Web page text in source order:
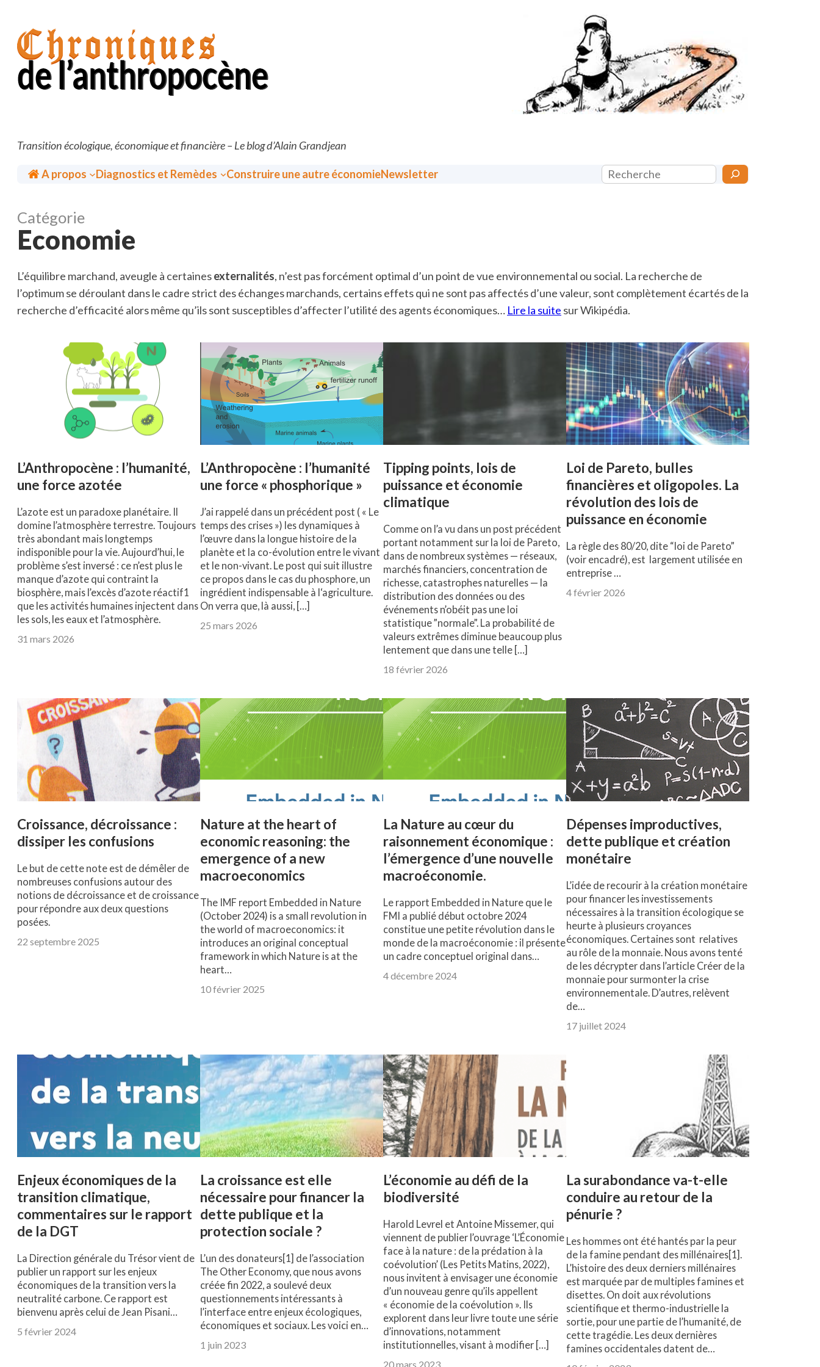
contenu
Transition écologique, économique et financière – Le blog d’Alain Grandjean
Accueil
A propos Diagnostics et Remèdes Construire une autre économieNewsletter Rechercher
Catégorie
Economie
L’équilibre marchand, aveugle à certainesexternalités, n’est pas forcément optimal d’un point de vue environnemental ou social. La recherche de
l’optimum se déroulant dans le cadre strict des échanges marchands, certains effets qui ne sont pas affectés d’une valeur, sont complètement écartés de la
recherche d’efficacité alors même qu’ils sont susceptibles d’affecter l’utilité des agents économiques… Lire la suite sur Wikipédia.
L’Anthropocène : l’humanité,
une force azotée
L’azote est un paradoxe planétaire. Il
domine l’atmosphère terrestre. Toujours
très abondant mais longtemps
indisponible pour la vie. Aujourd’hui, le
problème s’est inversé : ce n’est plus le
manque d’azote qui contraint la
biosphère, mais l’excès d’azote réactif1
que les activités humaines injectent dans
les sols, les eaux et l’atmosphère.
31 mars 2026
L’Anthropocène : l’humanité
une force « phosphorique »
J’ai rappelé dans un précédent post ( « Le
temps des crises ») les dynamiques à
l’œuvre dans la longue histoire de la
planète et la co-évolution entre le vivant
et le non-vivant. Le post qui suit illustre
ce propos dans le cas du phosphore, un
ingrédient indispensable à l‘agriculture.
On verra que, là aussi, […]
25 mars 2026
Tipping points, lois de
puissance et économie
climatique
Comme on l’a vu dans un post précédent
portant notamment sur la loi de Pareto,
dans de nombreux systèmes — réseaux,
marchés financiers, concentration de
richesse, catastrophes naturelles — la
distribution des données ou des
événements n’obéit pas une loi
statistique ”normale”. La probabilité de
valeurs extrêmes diminue beaucoup plus
lentement que dans une telle […]
18 février 2026
Loi de Pareto, bulles
financières et oligopoles. La
révolution des lois de
puissance en économie
La règle des 80/20, dite “loi de Pareto”
(voir encadré), est largement utilisée en
entreprise …
4 février 2026
Croissance, décroissance :
dissiper les confusions
Le but de cette note est de démêler de
nombreuses confusions autour des
notions de décroissance et de croissance
pour répondre aux deux questions
posées.
22 septembre 2025
Nature at the heart of
economic reasoning: the
emergence of a new
macroeconomics
The IMF report Embedded in Nature
(October 2024) is a small revolution in
the world of macroeconomics: it
introduces an original conceptual
framework in which Nature is at the
heart…
10 février 2025
La Nature au cœur du
raisonnement économique :
l’émergence d’une nouvelle
macroéconomie.
Le rapport Embedded in Nature que le
FMI a publié début octobre 2024
constitue une petite révolution dans le
monde de la macroéconomie : il présente
un cadre conceptuel original dans…
4 décembre 2024
Dépenses improductives,
dette publique et création
monétaire
L’idée de recourir à la création monétaire
pour financer les investissements
nécessaires à la transition écologique se
heurte à plusieurs croyances
économiques. Certaines sont relatives
au rôle de la monnaie. Nous avons tenté
de les décrypter dans l’article Créer de la
monnaie pour surmonter la crise
environnementale. D’autres, relèvent
de…
17 juillet 2024
Enjeux économiques de la
transition climatique,
commentaires sur le rapport
de la DGT
La Direction générale du Trésor vient de
publier un rapport sur les enjeux
économiques de la transition vers la
neutralité carbone. Ce rapport est
bienvenu après celui de Jean Pisani…
5 février 2024
La croissance est elle
nécessaire pour financer la
dette publique et la
protection sociale ?
L’un des donateurs[1] de l’association
The Other Economy, que nous avons
créée fin 2022, a soulevé deux
questionnements intéressants à
l’interface entre enjeux écologiques,
économiques et sociaux. Les voici en…
1 juin 2023
L’économie au défi de la
biodiversité
Harold Levrel et Antoine Missemer, qui
viennent de publier l’ouvrage ‘L’Économie
face à la nature : de la prédation à la
coévolution’ (Les Petits Matins, 2022),
nous invitent à envisager une économie
d’un nouveau genre qu’ils appellent
« économie de la coévolution ». Ils
explorent dans leur livre toute une série
d’innovations, notamment
institutionnelles, visant à modifier […]
20 mars 2023
La surabondance va-t-elle
conduire au retour de la
pénurie ?
Les hommes ont été hantés par la peur
de la famine pendant des millénaires[1].
L’histoire des deux derniers millénaires
est marquée par de multiples famines et
disettes. On doit aux révolutions
scientifique et thermo-industrielle la
sortie, pour une partie de l’humanité, de
cette tragédie. Les deux dernières
famines occidentales datent de…